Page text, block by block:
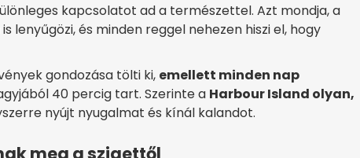
kapcsolatot ad a természettel. Azt mondja, a
lenyűgözi, és minden reggel nehezen hiszi el, hogy
gondozása tölti ki, emellett minden nap
40 percig tart. Szerinte a Harbour Island olyan,
nyújt nyugalmat és kínál kalandot.
meg a szigettől